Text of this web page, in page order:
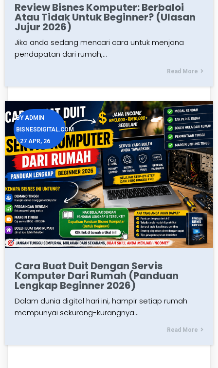
Review Bisnes Komputer: Berbaloi
Atau Tidak Untuk Beginner? (Ulasan
Jujur 2026)
Jika anda sedang mencari cara untuk menjana
pendapatan dari rumah,…
Read More
Cara Buat Duit Dengan Servis
Komputer Dari Rumah (Panduan
Lengkap Beginner 2026)
BYADMIN
BISNESDIGITAL.COM
| 27 APR, 26
Dalam dunia digital hari ini, hampir setiap rumah
mempunyai sekurang-kurangnya…
Read More